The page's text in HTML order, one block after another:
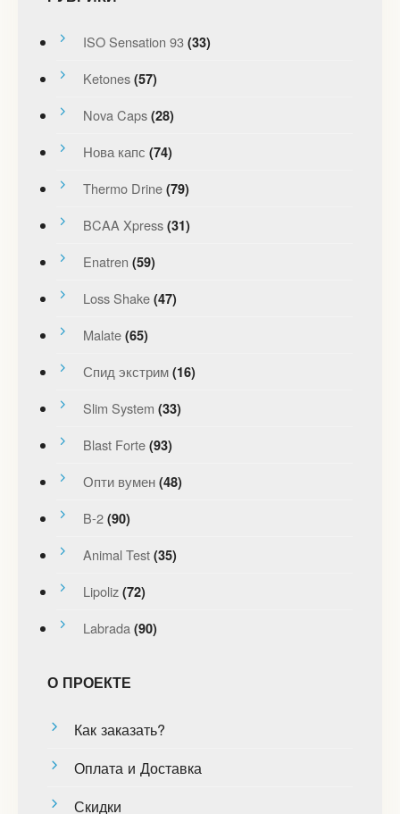
ISO Sensation 93 (33)
Ketones (57)
Nova Caps (28)
Нова капс (74)
Thermo Drine (79)
BCAA Xpress (31)
Enatren (59)
Loss Shake (47)
Malate (65)
Спид экстрим (16)
Slim System (33)
Blast Forte (93)
Опти вумен (48)
B-2 (90)
Animal Test (35)
Lipoliz (72)
Labrada (90)
О ПРОЕКТЕ
Как заказать?
Оплата и Доставка
Скидки